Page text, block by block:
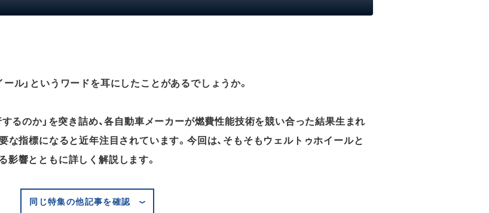
ル」というワードを耳にしたことがあるでしょうか。
るのか」を突き詰め、各自動車メーカーが燃費性能技術を競い合った結果生まれ
な指標になると近年注目されています。今回は、そもそもウェルトゥホイールと
影響とともに詳しく解説します。
同じ特集の他記事を確認